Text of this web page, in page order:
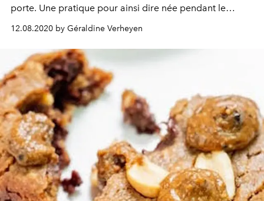
porte. Une pratique pour ainsi dire née pendant le
confinement, et qui continue de ravir les becs sucrés.
Voici 3 façons de se faire livrer des cookies authentiques
à Bruxelles.
12.08.2020 by Géraldine Verheyen